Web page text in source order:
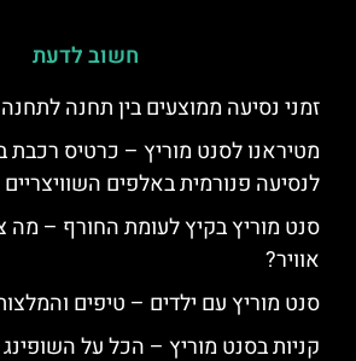
חשוב לדעת
זמני נסיעה ממוצעים בין תחנה לתחנה
מטיראנו לסנט מוריץ – כרטיס רכבת
לנסיעה פנורמית באלפים השוויצריים
סנט מוריץ בקיץ לעומת החורף – מה
אוויר?
סנט מוריץ עם ילדים – טיפים
קניות בסנט מוריץ – הכל על השופינג